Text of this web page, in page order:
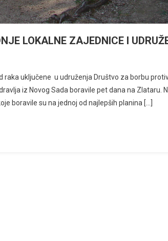
LOKALNE ZAJEDNICE I
raka uključene u udruženja Društvo za borbu
iz Novog Sada boravile pet dana na Zlataru.
boravile su na jednoj od najlepših planina […]